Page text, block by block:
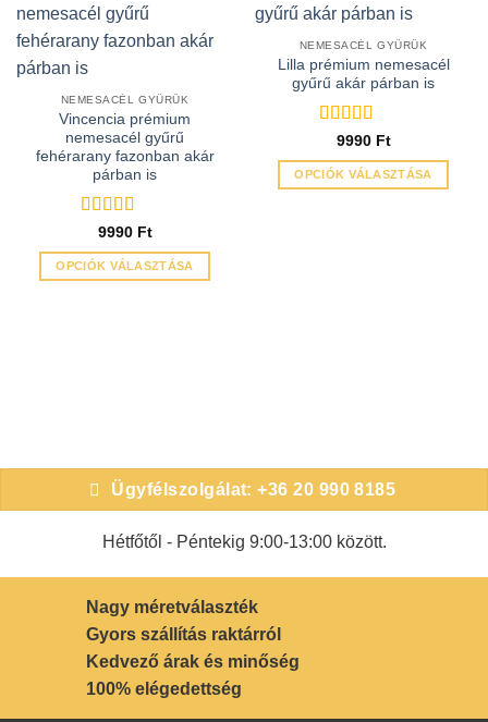
NEMESACÉL GYŰRŰK
Vincencia prémium
nemesacél gyűrű
fehérarany fazonban akár
párban is
Értékelés:
/ 5
9990 Ft
OPCIÓK VÁLASZTÁSA
termékoldalon
ki
NEMESACÉL GYŰRŰK
Lilla prémium nemesacél
gyűrű akár párban is
Értékelés:
/ 5
9990 Ft
OPCIÓK VÁLASZTÁSA
Ügyfélszolgálat: +36 20 990 8185
Hétfőtől - Péntekig 9:00-13:00 között.
Nagy méretválaszték
Gyors szállítás raktárról
Kedvező árak és minőség
100% elégedettség